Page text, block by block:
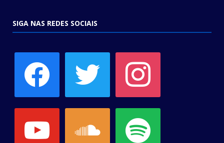
SIGA NAS REDES SOCIAIS